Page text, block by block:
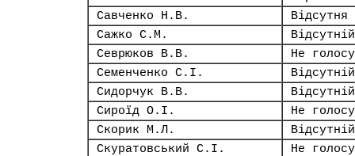
Савченко Н.В.
Відсутня
Сажко С.М.
Відсутній
Севрюков В.В.
Не
Семенченко С.І.
Відсутній
Сидорчук В.В.
Відсутній
Сироїд О.І.
Не
Скорик М.Л.
Відсутній
Скуратовський С.І.
Не